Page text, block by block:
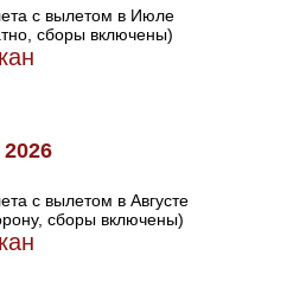
с вылетом в Июле
сборы включены)
с вылетом в Августе
сборы включены)